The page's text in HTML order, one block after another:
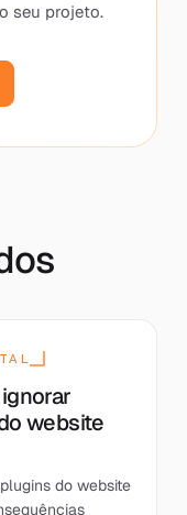
seu projeto.
website
do website